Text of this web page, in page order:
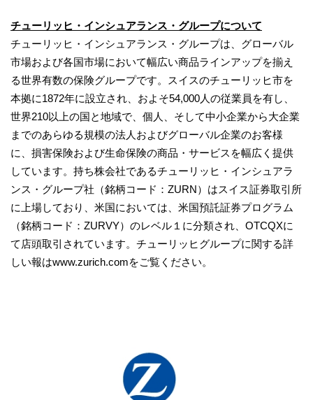
チューリッヒ・インシュアランス・グループについて
チューリッヒ・インシュアランス・グループは、グローバル
市場および各国市場において幅広い商品ラインアップを揃え
る世界有数の保険グループです。スイスのチューリッヒ市を
本拠に1872年に設立され、およそ54,000人の従業員を有し、
世界210以上の国と地域で、個人、そして中小企業から大企業
までのあらゆる規模の法人およびグローバル企業のお客様
に、損害保険および生命保険の商品・サービスを幅広く提供
しています。持ち株会社であるチューリッヒ・インシュアラ
ンス・グループ社（銘柄コード：ZURN）はスイス証券取引所
に上場しており、米国においては、米国預託証券プログラム
（銘柄コード：ZURVY）のレベル１に分類され、OTCQXに
て店頭取引されています。チューリッヒグループに関する詳
しい報はwww.zurich.comをご覧ください。